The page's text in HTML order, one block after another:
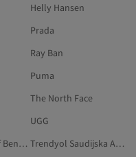
Helly Hansen
Prada
Ray Ban
Puma
The North Face
UGG
United Colors of Benetton
Trendyol Saudijska Arabija